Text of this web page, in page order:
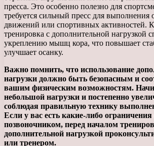
пресса. Это особенно полезно для
требуется сильный пресс для выполнения
движений или спортивных активностей.
тренировка с дополнительной нагрузкой
укреплению мышц кора, что повышает
улучшает осанку.
Важно помнить, что использование
нагрузки должно быть безопасным и
вашим физическим возможностям.
небольшой нагрузки и постепенно
соблюдая правильную технику
Если у вас есть какие-либо
позвоночником, перед началом
дополнительной нагрузкой
или тренером.